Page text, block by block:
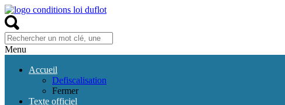
Menu
Accueil
Defiscalisation
Fermer
Texte officiel